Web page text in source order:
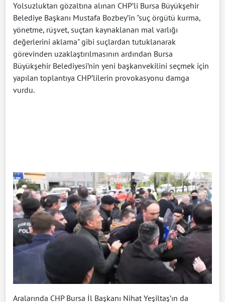
Yolsuzluktan gözaltına alınan CHP’li Bursa Büyükşehir
Belediye Başkanı Mustafa Bozbey’in "suç örgütü kurma,
yönetme, rüşvet, suçtan kaynaklanan mal varlığı
değerlerini aklama" gibi suçlardan tutuklanarak
görevinden uzaklaştırılmasının ardından Bursa
Büyükşehir Belediyesi’nin yeni başkanvekilini seçmek için
yapılan toplantıya CHP’lilerin provokasyonu damga
vurdu.
Aralarında CHP Bursa İl Başkanı Nihat Yeşiltaş’ın da